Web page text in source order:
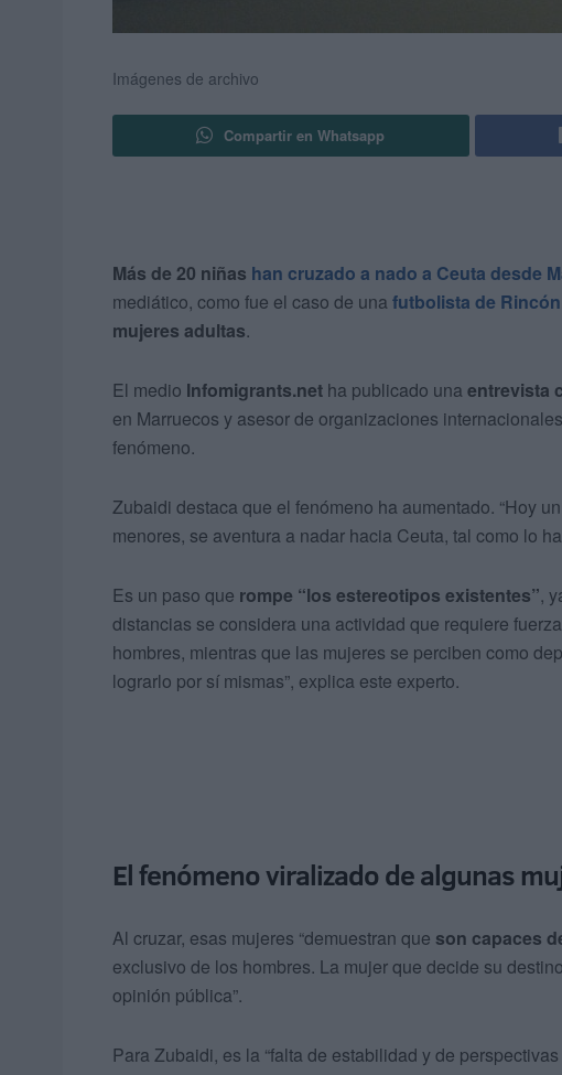
Imágenes de archivo
Compartir en Whatsapp
Más de 20 niñas han cruzado a nado a Ceuta desde
mediático, como fue el caso de una futbolista de Rincón
mujeres adultas.
El medio Infomigrants.net ha publicado una entrevista
en Marruecos y asesor de organizaciones
fenómeno.
Zubaidi destaca que el fenómeno ha aumentado. “Hoy
menores, se aventura a nadar hacia Ceuta, tal como lo
Es un paso que rompe “los estereotipos existentes”,
distancias se considera una actividad que requiere
hombres, mientras que las mujeres se perciben como
lograrlo por sí mismas”, explica este experto.
El fenómeno viralizado de algunas
Al cruzar, esas mujeres “demuestran que son capaces
exclusivo de los hombres. La mujer que decide su
opinión pública”.
Para Zubaidi, es la “falta de estabilidad y de